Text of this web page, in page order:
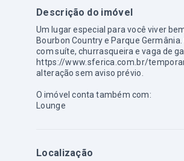
Descrição do imóvel
Um lugar especial para você viver
Bourbon Country e Parque
com suíte, churrasqueira e vaga de
https://www.sferica.com.br/
alteração sem aviso prévio.
O imóvel conta também com:
Lounge
Localização